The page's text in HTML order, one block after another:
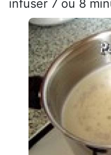
infuser 7 ou 8